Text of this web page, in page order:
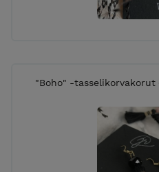
tilaamista. Tarkemmat
kahden vuorokauden
valmistettavasta
saada tilauksesi
arvioitua kestoa
"Boho" -tasselikorvakorut